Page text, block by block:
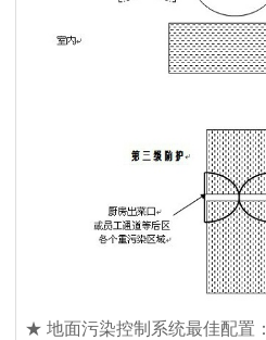
★ 地面污染控制系统最佳配置：